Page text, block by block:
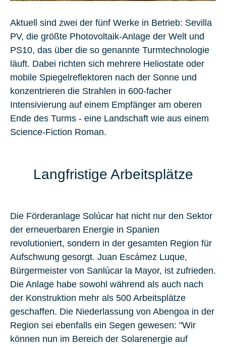
Aktuell sind zwei der fünf Werke in Betrieb: Sevilla
PV, die größte Photovoltaik-Anlage der Welt und
PS10, das über die so genannte Turmtechnologie
läuft. Dabei richten sich mehrere Heliostate oder
mobile Spiegelreflektoren nach der Sonne und
konzentrieren die Strahlen in 600-facher
Intensivierung auf einem Empfänger am oberen
Ende des Turms - eine Landschaft wie aus einem
Science-Fiction Roman.
Langfristige Arbeitsplätze
Die Förderanlage Solúcar hat nicht nur den Sektor
der erneuerbaren Energie in Spanien
revolutioniert, sondern in der gesamten Region für
Aufschwung gesorgt. Juan Escámez Luque,
Bürgermeister von Sanlúcar la Mayor, ist zufrieden.
Die Anlage habe sowohl während als auch nach
der Konstruktion mehr als 500 Arbeitsplätze
geschaffen. Die Niederlassung von Abengoa in der
Region sei ebenfalls ein Segen gewesen: "Wir
können nun im Bereich der Solarenergie auf